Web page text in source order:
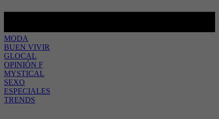
MODA
BUEN VIVIR
GLOCAL
OPINIÓN F
MYSTICAL
SEXO
ESPECIALES
TRENDS